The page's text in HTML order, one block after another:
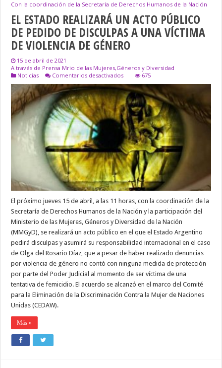
Con la coordinación de la Secretaría de Derechos Humanos de la Nación
EL ESTADO REALIZARÁ UN ACTO PÚBLICO
DE PEDIDO DE DISCULPAS A UNA VÍCTIMA
DE VIOLENCIA DE GÉNERO
15 de abril de 2021
A través de Prensa Mrio de las Mujeres,Géneros y Diversidad
Noticias
Comentarios desactivadosen
EL
ESTADO
REALIZARÁ
UN
ACTO
PÚBLICO
DE
PEDIDO
DE
DISCULPAS
A
UNA
VÍCTIMA
DE
VIOLENCIA
GÉNERO
675
El próximo jueves 15 de abril, a las 11 horas, con la coordinación de la
Secretaría de Derechos Humanos de la Nación y la participación del
Ministerio de las Mujeres, Géneros y Diversidad de la Nación
(MMGyD), se realizará un acto público en el que el Estado Argentino
pedirá disculpas y asumirá su responsabilidad internacional en el caso
de Olga del Rosario Díaz, que a pesar de haber realizado denuncias
por violencia de género no contó con ninguna medida de protección
por parte del Poder Judicial al momento de ser víctima de una
tentativa de femicidio. El acuerdo se alcanzó en el marco del Comité
para la Eliminación de la Discriminación Contra la Mujer de Naciones
Unidas (CEDAW).
Más »